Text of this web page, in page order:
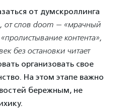
от думскроллинга
от слов doom — «мрачный
контента»,
без остановки читает
организовать свое
На этом этапе важно
бережным, не